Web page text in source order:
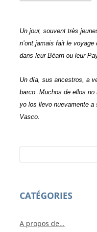
Un jour, souvent très
n’ont jamais fait le
dans leur Béarn ou leur
Un día, sus ancestros, a
barco. Muchos de ellos no
yo los llevo nuevamente a
Vasco.
CATÉGORIES
A propos de…